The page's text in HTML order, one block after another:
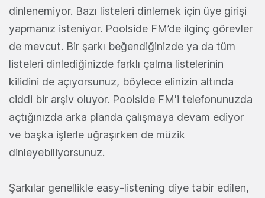
dinlenemiyor. Bazı listeleri dinlemek için üye girişi
yapmanız isteniyor. Poolside FM’de ilginç görevler
de mevcut. Bir şarkı beğendiğinizde ya da tüm
listeleri dinlediğinizde farklı çalma listelerinin
kilidini de açıyorsunuz, böylece elinizin altında
ciddi bir arşiv oluyor. Poolside FM'i telefonunuzda
açtığınızda arka planda çalışmaya devam ediyor
ve başka işlerle uğraşırken de müzik
dinleyebiliyorsunuz.
Şarkılar genellikle easy-listening diye tabir edilen,